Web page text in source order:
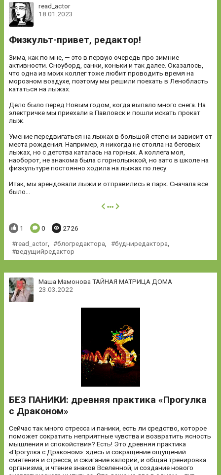
read_actor
18.01.2023
Физкульт-привет, редактор!
Зима, как по мне, — это в первую очередь про зимние
активности. Сноуборд, санки, коньки и так далее. Оказалось,
что одна из моих коллег тоже любит проводить время на
морозном воздухе, поэтому мы решили поехать в Ленобласть
кататься на лыжах.
Дело было перед Новым годом, когда выпало много снега. На
электричке мы приехали в Павловск и пошли искать прокат
лыж.
Умение передвигаться на лыжах в большой степени зависит от
места рождения. Например, я никогда не стояла на беговых
лыжах, но с детства каталась на горных. А коллега моя,
наоборот, не знакома была с горнолыжкой, но зато в школе на
физкультуре постоянно ходила на лыжах по лесу.
Итак, мы арендовали лыжи и отправились в парк. Сначала все
было...
далее
Понравилось:
1 Комментариев:
0 Просмотров:
2726
read_actor, блогредактора будниредактора
ведущийредактор
Маша Мамонова ТАЙНАЯ МАТРИЦА ДОМА
23.03.2022
БЕЗ ПАНИКИ: древняя практика «Прогулка
с Драконом»
Сейчас так много стресса и паники, есть ли средство, которое
поможет сократить неприятные чувства и возвратить ясность
мышления и спокойствия? Есть! Это древняя практика
«Прогулка с Драконом»: здесь и сокращение ощущений
смятения и стресса, и сжигание калорий, и общая тренировка
организма, и чтение знаков Вселенной, и создание нового